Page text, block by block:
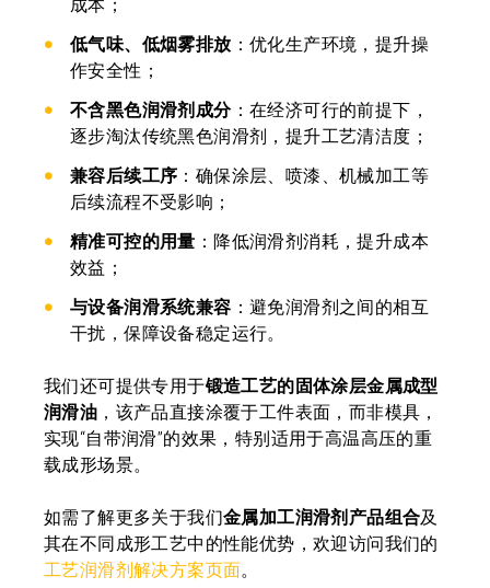
成本；
低气味、低烟雾排放 ：优化生产环境，提升操
作安全性；
不含黑色润滑剂成分：在经济可行的前提下，
逐步淘汰传统黑色润滑剂，提升工艺清洁度；
兼容后续工序 ：确保涂层、喷漆、机械加工等
后续流程不受影响；
精准可控的用量 ：降低润滑剂消耗，提升成本
效益；
与设备润滑系统兼容 ：避免润滑剂之间的相互
干扰，保障设备稳定运行。
我们还可提供专用于锻造工艺的固体涂层金属成型
润滑油 ，该产品直接涂覆于工件表面，而非模具，
实现“自带润滑”的效果，特别适用于高温高压的重
载成形场景。
如需了解更多关于我们金属加工润滑剂产品组合及
其在不同成形工艺中的性能优势，欢迎访问我们的
工艺润滑剂解决方案页面。